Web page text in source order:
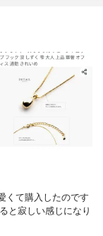
くて購入したのです
と寂しい感じになり